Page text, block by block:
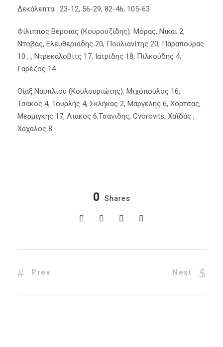
Δεκάλεπτα : 23-12, 56-29, 82-46, 105-63
Φίλιππος Βέροιας (Κουρουζίδης): Μόρας, Νικάι 2,
Ντοβας, Ελευθεριάδης 20, Πουλιανίτης 20, Παραπούρας
10 , , Ντρεκάλοβιτς 17, Ιατρίδης 18, Πιλκούδης 4,
Γαρέζος 14.
Οίαξ Ναυπλίου (Κουλουριώτης): Μιχόπουλος 16,
Τσάκος 4, Τουρλής 4, Σκλήκας 2, Μαργελης 6, Χόρτσας,
Μερμιγκης 17, Λιακος 6,Τσανιδης, Cvorovits, Χαϊδάς ,
Χάχαλος 8.
0 Shares
Prev Next